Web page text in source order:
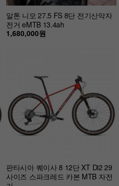
알톤 니모 27.5 FS 8단 전기산악자
전거 eMTB 13.4ah
1,680,000원
판타시아 퀘이사 8 12단 XT Di2 29
사이즈 스파크레드 카본 MTB 자전